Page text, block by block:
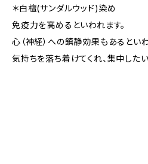
＊白檀(サンダルウッド)染め
免疫力を高めるといわれます。
心（神経）への鎮静効果もあるとい
気持ちを落ち着けてくれ、集中した